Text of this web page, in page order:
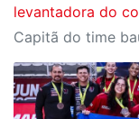
levantadora do